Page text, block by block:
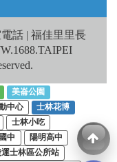
話 | 福佳里里長
美崙公園
中心
士林花博
士林小吃
中
陽明高中
士林區公所站